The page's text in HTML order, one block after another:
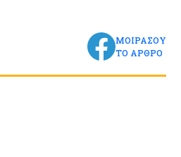
ΜΟΙΡΑΣΟΥ
ΤΟ ΑΡΘΡΟ